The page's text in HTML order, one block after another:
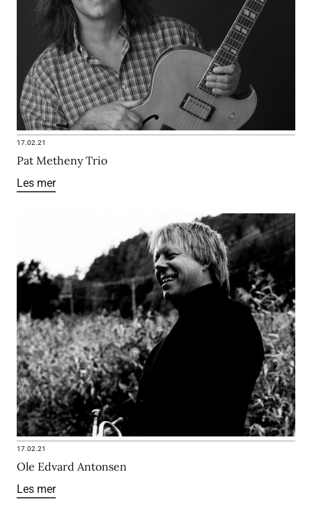
17.02.21
Pat Metheny Trio
Les mer
17.02.21
Ole Edvard Antonsen
Les mer